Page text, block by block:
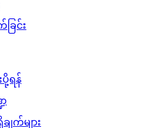
ြင်း
ရန်
က်များ